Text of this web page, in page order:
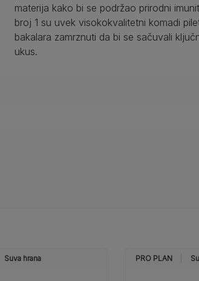
materija kako bi se podržao prirodni
broj 1 su uvek visokokvalitetni komadi
bakalara zamrznuti da bi se sačuvali
ukus.
Suva hrana PRO PLAN